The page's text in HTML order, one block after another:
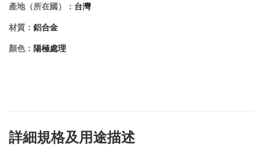
產地（所在國）： 台灣
材質： 鋁合金
顏色： 陽極處理
詳細規格及用途描述